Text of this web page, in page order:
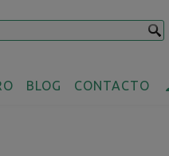
BLOG CONTACTO